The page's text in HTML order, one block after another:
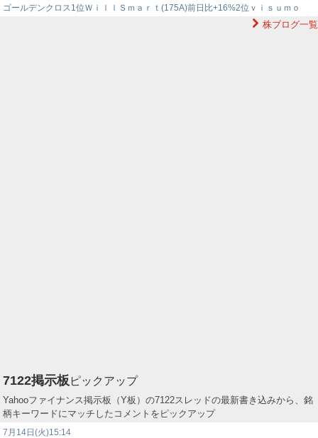
ゴールデンクロス1位ＷｉｌｌＳｍａｒｔ(175A)前日比+16%2位ｖｉｓｕｍｏ
株ブログ一覧
7122掲示板 ピックアップ
Yahooファイナンス掲示板（Y板）の7122スレッドの最新書き込みから、銘
柄キーワードにマッチしたコメントをピックアップ
7月14日(火)15:14